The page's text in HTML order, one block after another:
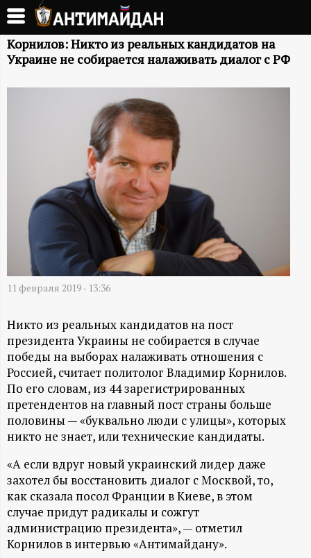
Перейти
основному
содержанию
А
Д
Н
-
и
н
ф
о
р
Корнилов: Никто из реальных кандидатов на
Украине не собирается налаживать диалог с РФ
11 февраля 2019 - 13:36
Никто из реальных кандидатов на пост
президента Украины не собирается в случае
победы на выборах налаживать отношения с
Россией, считает политолог Владимир Корнилов.
По его словам, из 44 зарегистрированных
претендентов на главный пост страны больше
половины — «буквально люди с улицы», которых
никто не знает, или технические кандидаты.
«А если вдруг новый украинский лидер даже
захотел бы восстановить диалог с Москвой, то,
как сказала посол Франции в Киеве, в этом
случае придут радикалы и сожгут
администрацию президента», — отметил
Корнилов в интервью «Антимайдану».